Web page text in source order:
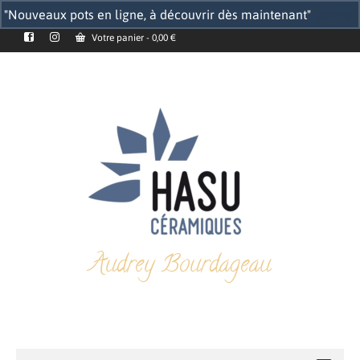
"Nouveaux pots en ligne, à découvrir dès maintenant"
Votre panier - 0,00 €
Audrey Bourdageau